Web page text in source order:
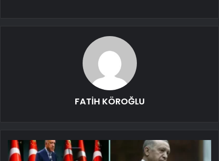
FATİH KÖROĞLU